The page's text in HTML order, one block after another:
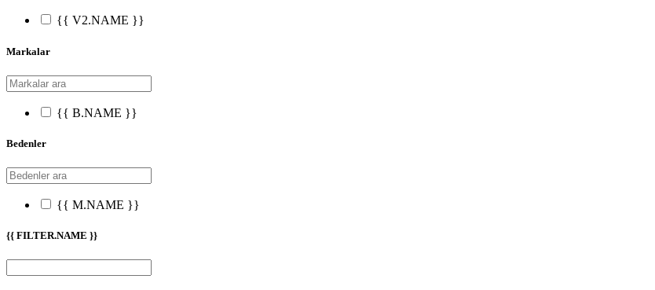
{{ V2.NAME }}
Markalar
{{ B.NAME }}
Bedenler
{{ M.NAME }}
{{ FILTER.NAME }}